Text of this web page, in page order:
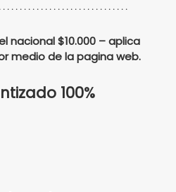
. . . . . . . . . . . . . . . . . . . . . . . . . . . . .
nacional $10.000 – aplica
medio de la pagina web.
100%